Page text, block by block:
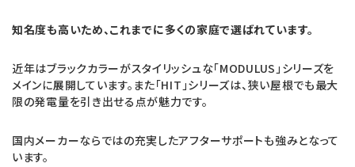
知名度も高いため、これまでに多くの家庭で選ばれています。
近年はブラックカラーがスタイリッシュな「MODULUS」シリーズを
メインに展開しています。また「HIT」シリーズは、狭い屋根でも最大
限の発電量を引き出せる点が魅力です。
国内メーカーならではの充実したアフターサポートも強みとなって
います。